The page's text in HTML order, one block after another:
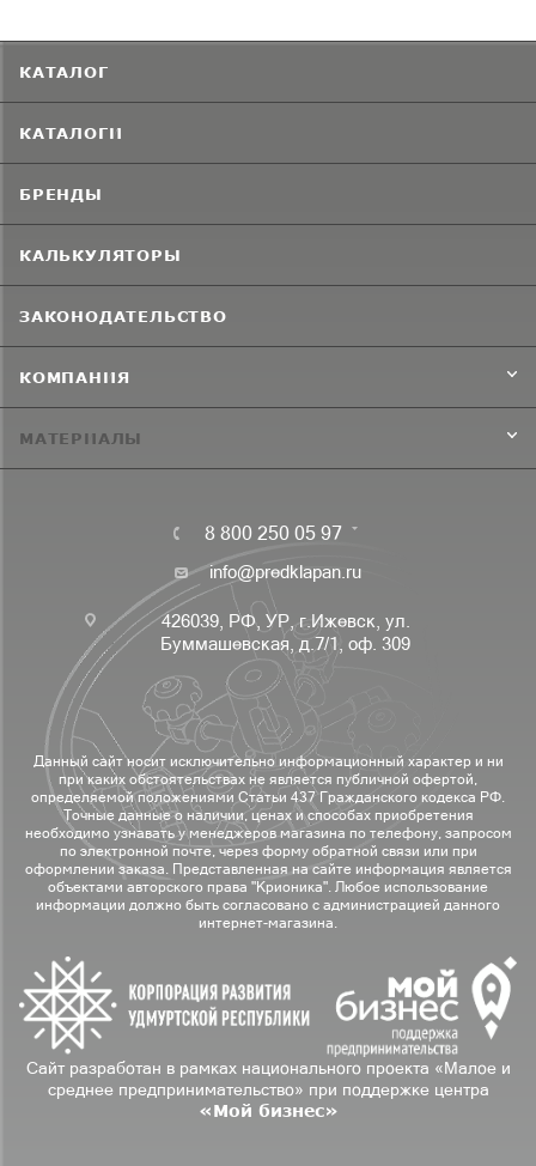
КАТАЛОГ
КАТАЛОГИ
БРЕНДЫ
КАЛЬКУЛЯТОРЫ
ЗАКОНОДАТЕЛЬСТВО
КОМПАНИЯ
МАТЕРИАЛЫ
8 800 250 05 97
info@predklapan.ru
426039, РФ, УР, г.Ижевск, ул.
Буммашевская, д.7/1, оф. 309
Данный сайт носит исключительно информационный характер и ни
при каких обстоятельствах не является публичной офертой,
определяемой положениями Статьи 437 Гражданского кодекса РФ.
Точные данные о наличии, ценах и способах приобретения
необходимо узнавать у менеджеров магазина по телефону, запросом
по электронной почте, через форму обратной связи или при
оформлении заказа. Представленная на сайте информация является
объектами авторского права "Крионика". Любое использование
информации должно быть согласовано с администрацией данного
интернет-магазина.
Сайт разработан в рамках национального проекта «Малое и
среднее предпринимательство» при поддержке центра
«Мой бизнес»